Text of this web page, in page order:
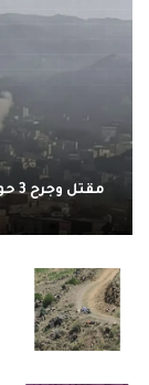
مقتل وجرح 3 حوثيين في اشتباكات غرب تعز